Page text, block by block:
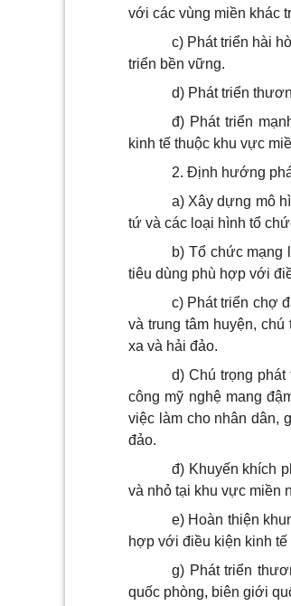
với các vùng miền khác
c) Phát triển hài
triển bền vững.
d) Phát triển
đ) Phát triển
kinh tế thuộc khu vực
2. Định hướng
a) Xây dựng mô
tứ và các loại hình tổ
b) Tổ chức mạng
tiêu dùng phù hợp với
c) Phát triển chợ
và trung tâm huyện,
xa và hải đảo.
d) Chú trọng
công mỹ nghệ mang
việc làm cho nhân dân,
đảo.
đ) Khuyến khích
và nhỏ tại khu vực miền
e) Hoàn thiện
hợp với điều kiện kinh tế
g) Phát triển
quốc phòng, biên giới